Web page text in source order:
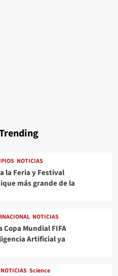
NOTICIAS
la Feria y Festival
más grande de la
NOTICIAS
Copa Mundial FIFA
Artificial ya
NOTICIAS Science